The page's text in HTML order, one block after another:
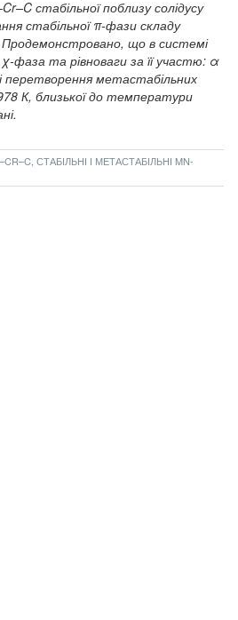
стабільної поблизу солідусу
стабільної π-фази складу
Продемонстровано, що в системі
фаза та рівноваги за її участю: α
перетворення метастабільних
К, близької до температури
СТАБІЛЬНІ І МЕТАСТАБІЛЬНІ MN-